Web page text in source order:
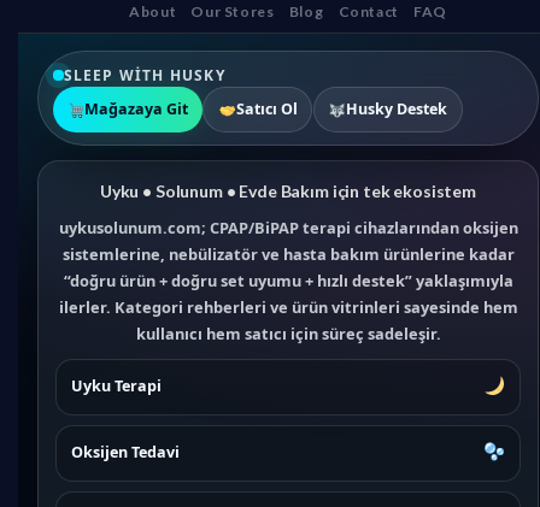
About Our Stores Blog Contact FAQ
SLEEP WITH HUSKY
Mağazaya Git
Satıcı Ol Husky Destek
Uyku • Solunum • Evde Bakım için tek ekosistem
uykusolunum.com; CPAP/BiPAP terapi cihazlarından oksijen
sistemlerine, nebülizatör ve hasta bakım ürünlerine kadar
“doğru ürün + doğru set uyumu + hızlı destek” yaklaşımıyla
ilerler. Kategori rehberleri ve ürün vitrinleri sayesinde hem
kullanıcı hem satıcı için süreç sadeleşir.
Uyku Terapi
Oksijen Tedavi